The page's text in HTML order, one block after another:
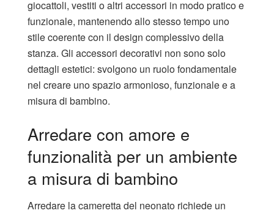
giocattoli, vestiti o altri accessori in modo pratico e
funzionale, mantenendo allo stesso tempo uno
stile coerente con il design complessivo della
stanza. Gli accessori decorativi non sono solo
dettagli estetici: svolgono un ruolo fondamentale
nel creare uno spazio armonioso, funzionale e a
misura di bambino.
Arredare con amore e
funzionalità per un ambiente
a misura di bambino
Arredare la cameretta del neonato richiede un